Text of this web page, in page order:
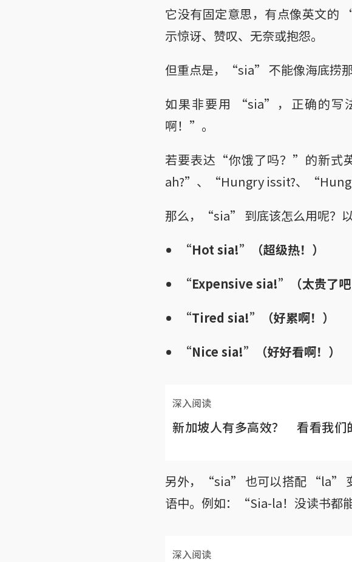
它没有固定意思，有点像英文
示惊讶、赞叹、无奈或抱怨。
但重点是，“sia” 不能像海底捞那
如果非要用 “sia”，正确的写
啊！”。
若要表达“你饿了吗？”的新式
ah?”、“Hungry issit?、
那么，“sia” 到底该怎么用呢？以
“Hot sia!”（超级热！）
“Expensive sia!”（太贵了吧
“Tired sia!”（好累啊！）
“Nice sia!”（好好看啊！）
深入阅读
新加坡人有多高效？ 看看我们
另外，“sia” 也可以搭配 “la”
语中。例如：“Sia-la！没读书都
深入阅读